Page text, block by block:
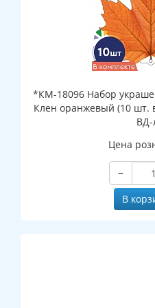
*КМ-18096 Набор
Клен оранжевый (10 шт. в наборе, двухсторонний,
ВД-
Цена
−
В